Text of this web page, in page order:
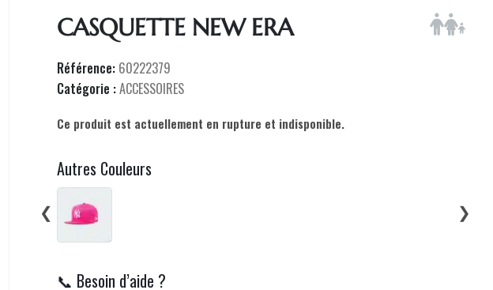
CASQUETTE NEW ERA
Référence: 60222379
Catégorie :ACCESSOIRES
Ce produit est actuellement en rupture et indisponible.
Autres Couleurs
❮
❯
📞 Besoin d’aide ?